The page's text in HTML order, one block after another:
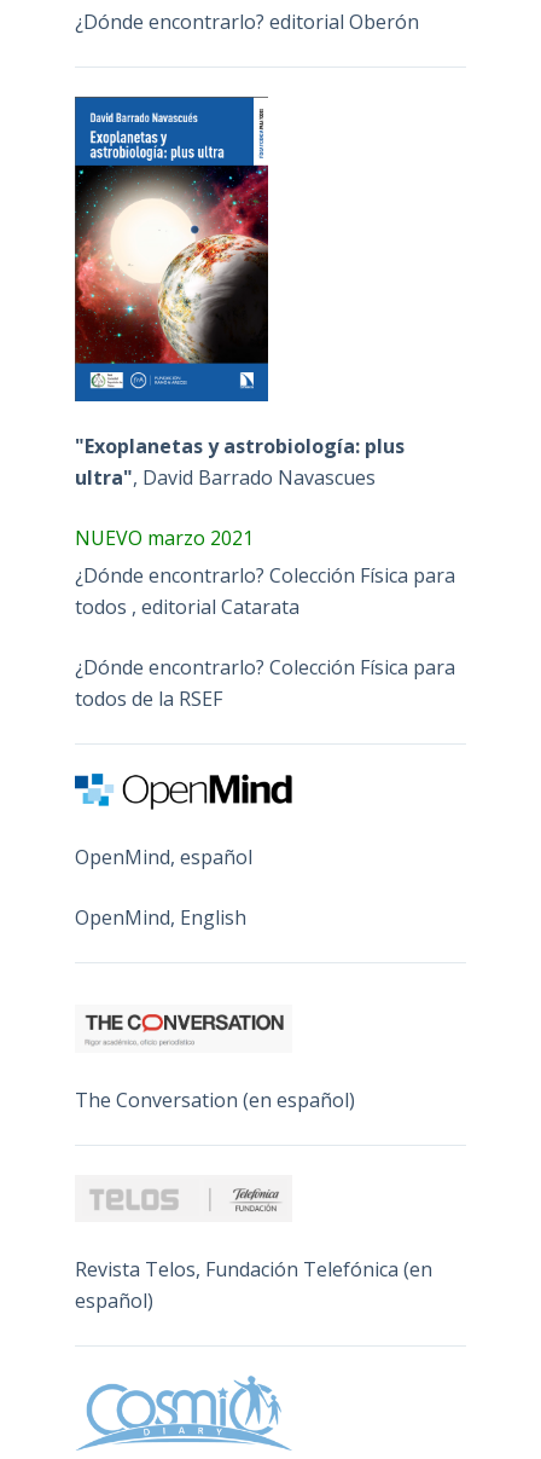
¿Dónde encontrarlo? editorial Oberón
"Exoplanetas y astrobiología: plus
ultra", David Barrado Navascues
NUEVO marzo 2021
¿Dónde encontrarlo? Colección Física para
todos , editorial Catarata
¿Dónde encontrarlo? Colección Física para
todos de la RSEF
OpenMind, español
OpenMind, English
The Conversation (en español)
Revista Telos, Fundación Telefónica (en
español)